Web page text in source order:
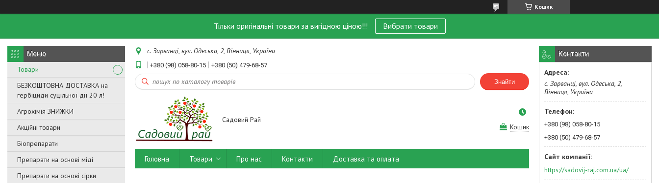
Кошик
Тільки оригінальні товари за вигідною ціною!!! Вибрати товари
Товари
БЕЗКОШТОВНА ДОСТАВКА на
гербіциди суцільної дії 20 л!
Агрохімія ЗНИЖКИ
Акційні товари
Біопрепарати
Препарати на основі міді
Препарати на основі сірки
с. Зарванці, вул. Одеська, 2, Вінниця, Україна
+380 (98) 058-80-15 +380 (50) 479-68-57
Знайти
Садовий Рай
Кошик
Головна Товари Про нас Контакти Доставка та оплата
Контакти
с. Зарванці, вул. Одеська, 2,
Вінниця, Україна
+380 (98) 058-80-15
+380 (50) 479-68-57
https://sadovij-raj.com.ua/ua/